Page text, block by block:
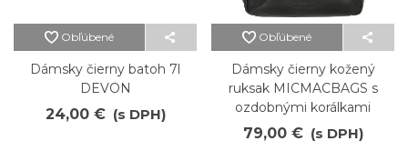
Obľúbené
Dámsky čierny batoh 7l
DEVON
24,00 € (s DPH)
Obľúbené
Dámsky čierny kožený
ruksak MICMACBAGS s
ozdobnými korálkami
79,00 € (s DPH)